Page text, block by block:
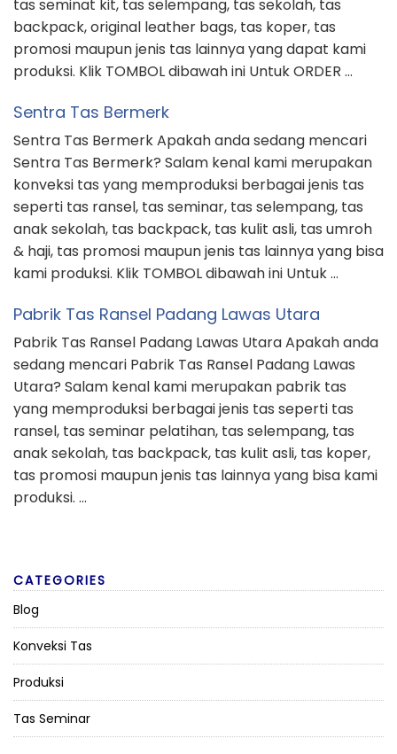
tas seminat kit, tas selempang, tas sekolah, tas
backpack, original leather bags, tas koper, tas
promosi maupun jenis tas lainnya yang dapat kami
produksi. Klik TOMBOL dibawah ini Untuk ORDER …
Sentra Tas Bermerk
Sentra Tas Bermerk Apakah anda sedang mencari
Sentra Tas Bermerk? Salam kenal kami merupakan
konveksi tas yang memproduksi berbagai jenis tas
seperti tas ransel, tas seminar, tas selempang, tas
anak sekolah, tas backpack, tas kulit asli, tas umroh
& haji, tas promosi maupun jenis tas lainnya yang bisa
kami produksi. Klik TOMBOL dibawah ini Untuk …
Pabrik Tas Ransel Padang Lawas Utara
Pabrik Tas Ransel Padang Lawas Utara Apakah anda
sedang mencari Pabrik Tas Ransel Padang Lawas
Utara? Salam kenal kami merupakan pabrik tas
yang memproduksi berbagai jenis tas seperti tas
ransel, tas seminar pelatihan, tas selempang, tas
anak sekolah, tas backpack, tas kulit asli, tas koper,
tas promosi maupun jenis tas lainnya yang bisa kami
produksi. …
CATEGORIES
Blog
Konveksi Tas
Produksi
Tas Seminar